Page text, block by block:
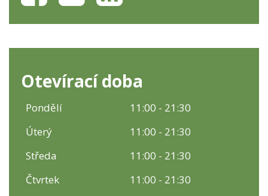
Otevírací doba
Pondělí
11:00 - 21:30
Úterý
11:00 - 21:30
Středa
11:00 - 21:30
Čtvrtek
11:00 - 21:30